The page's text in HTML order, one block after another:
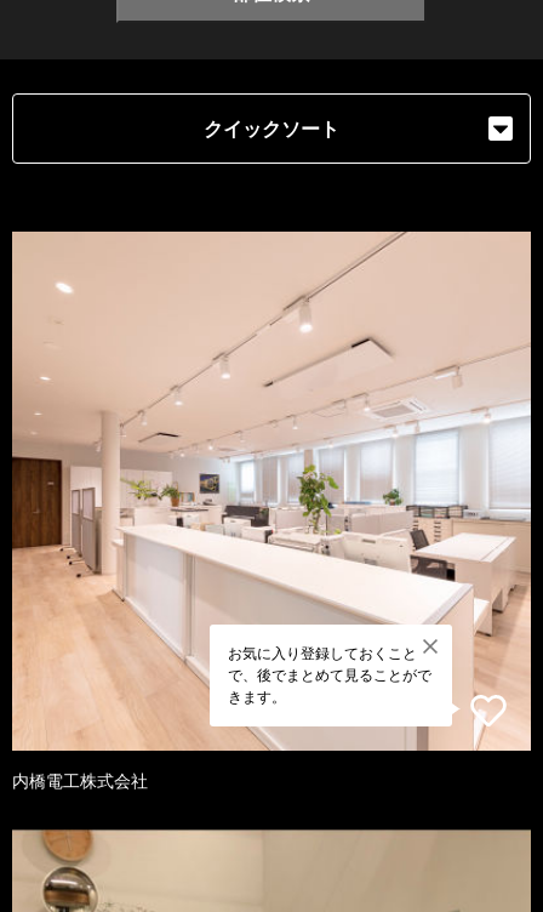
クイックソート
お気に入り登録しておくこと
で、後でまとめて見ることがで
きます。
内橋電工株式会社